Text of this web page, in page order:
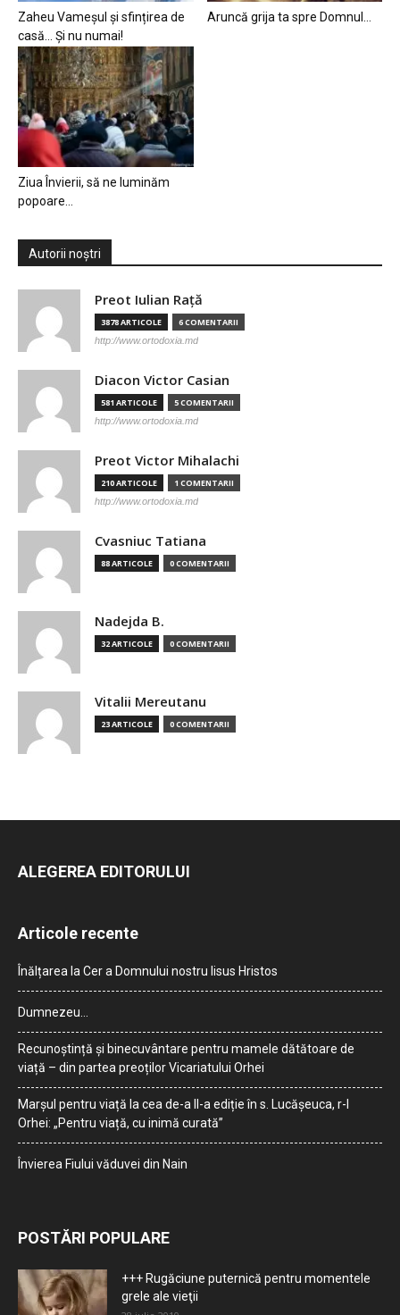
Zaheu Vameșul și sfințirea de
casă… Și nu numai!
Aruncă grija ta spre Domnul…
Ziua Învierii, să ne luminăm
popoare…
Autorii noștri
Preot Iulian Raţă
3878 ARTICOLE 6 COMENTARII
http://www.ortodoxia.md
Diacon Victor Casian
581 ARTICOLE 5 COMENTARII
http://www.ortodoxia.md
Preot Victor Mihalachi
210 ARTICOLE 1 COMENTARII
http://www.ortodoxia.md
Cvasniuc Tatiana
88 ARTICOLE 0 COMENTARII
Nadejda B.
32 ARTICOLE 0 COMENTARII
Vitalii Mereutanu
23 ARTICOLE 0 COMENTARII
ALEGEREA EDITORULUI
Articole recente
Înălțarea la Cer a Domnului nostru Iisus Hristos
Dumnezeu…
Recunoștință și binecuvântare pentru mamele dătătoare de
viață – din partea preoților Vicariatului Orhei
Marșul pentru viață la cea de-a II-a ediție în s. Lucășeuca, r-l
Orhei: „Pentru viață, cu inimă curată”
Învierea Fiului văduvei din Nain
POSTĂRI POPULARE
+++ Rugăciune puternică pentru momentele
grele ale vieţii